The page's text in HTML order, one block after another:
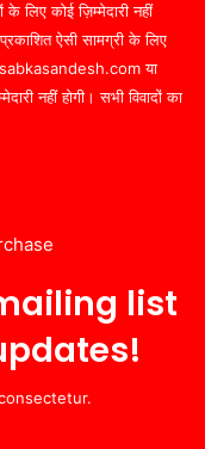
कोई ज़िम्मेदारी नहीं
ऐसी सामग्री के लिए
sabkasandesh.com या
नहीं होगी। सभी विवादों का
list